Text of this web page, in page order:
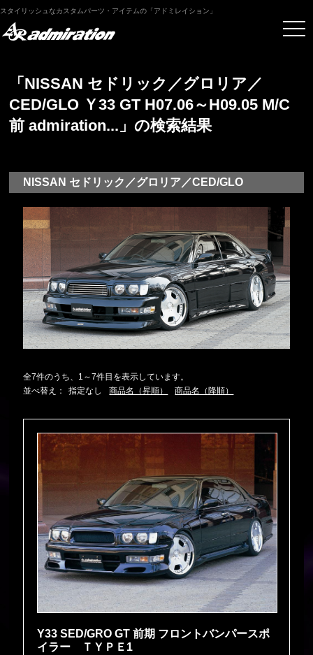
スタイリッシュなカスタムパーツ・アイテムの「アドミレイション」
「NISSAN セドリック／グロリア／
CED/GLO Ｙ33 GT H07.06～H09.05 M/C
前 admiration...」の検索結果
NISSAN セドリック／グロリア／CED/GLO
全7件のうち、1～7件目を表示しています。
並べ替え：
指定なし 商品名（昇順） 商品名（降順）
Y33 SED/GRO GT 前期 フロントバンパースポ
イラー ＴＹＰＥ1